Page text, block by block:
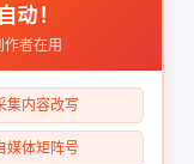
！
作者在用
集内容改写
媒体矩阵号